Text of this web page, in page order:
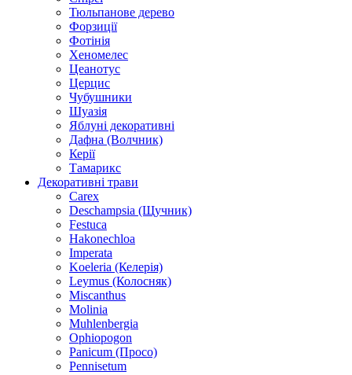
Тюльпанове дерево
Форзиції
Фотінія
Хеномелес
Цеанотус
Церцис
Чубушники
Шуазія
Яблуні декоративні
Дафна (Волчник)
Керії
Тамарикс
Декоративні трави
Carex
Deschampsia (Щучник)
Festuca
Hakonechloa
Imperata
Koeleria (Келерія)
Leymus (Колосняк)
Miscanthus
Molinia
Muhlenbergia
Ophiopogon
Panicum (Просо)
Pennisetum